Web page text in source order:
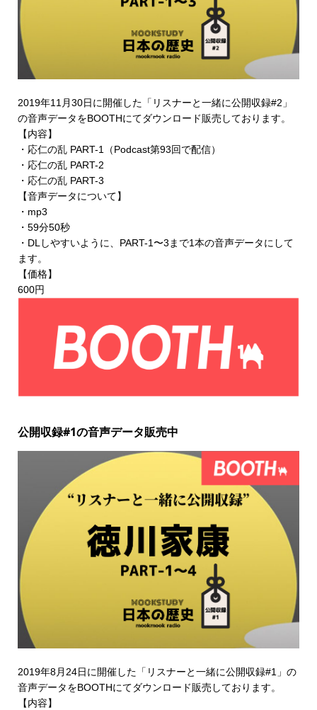
2019年11月30日に開催した「リスナーと一緒に公開収録#2」
の音声データをBOOTHにてダウンロード販売 しております。
【内容】
・応仁の乱 PART-1（Podcast第93回で配信）
・応仁の乱 PART-2
・応仁の乱 PART-3
【音声データについて】
・mp3
・59分50秒
・DLしやすいように、PART-1〜3まで1本の音声データにして
ます。
【価格】
600円
公開収録#1の音声データ販売中
2019年8月24日に開催した「リスナーと一緒に公開収録#1」の
音声データをBOOTHにてダウンロード販売 しております。
【内容】